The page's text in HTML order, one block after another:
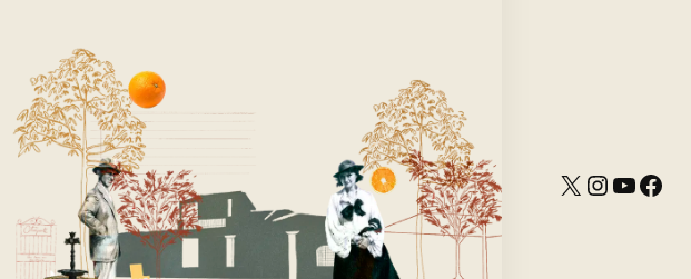
X Instagram YouTube Facebook